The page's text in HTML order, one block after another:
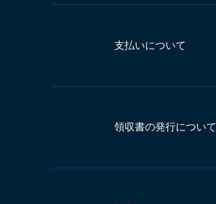
支払いについて
領収書の発行について